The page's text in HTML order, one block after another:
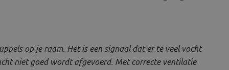
op je raam. Het is een signaal dat er te veel vocht
niet goed wordt afgevoerd. Met correcte ventilatie